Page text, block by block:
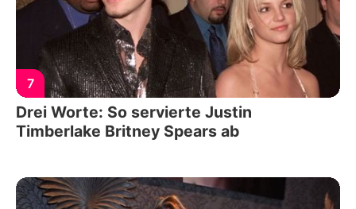
7
Drei Worte: So servierte Justin
Timberlake Britney Spears ab